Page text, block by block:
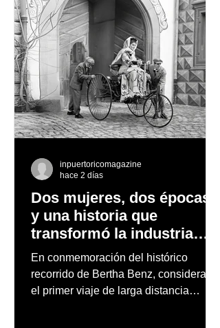
nevados en las montañas
Dos mujeres, dos épocas
y una historia que
transformó la industria
automotriz
En conmemoración del histórico
recorrido de Bertha Benz, considerado
el primer viaje de larga distancia
inpuertoricomagazine
hace 2 días